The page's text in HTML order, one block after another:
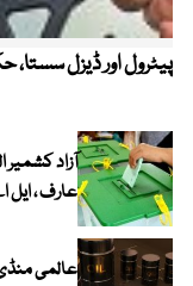
پیٹرول اور ڈیزل
عارف ، ایل اے 28 میں پیپلز پارٹی کے
عالمی